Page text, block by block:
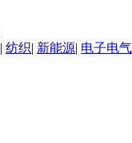
| 纺织| 新能源| 电子电气